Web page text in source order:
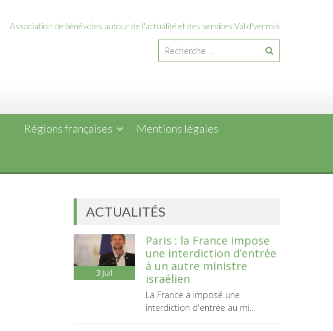
Association de bénévoles autour de l'actualité et des services Val d'yerrois
Régions françaises Mentions légales
ACTUALITÉS
3 Juil
Paris : la France impose
une interdiction d’entrée
à un autre ministre
israélien
La France a imposé une
interdiction d'entrée au mi...